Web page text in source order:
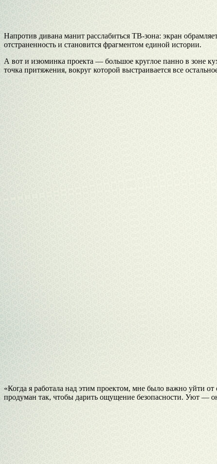
Напротив дивана манит расслабиться ТВ-зона: экран
отстраненность и становится фрагментом единой истории.
А вот и изюминка проекта — большое круглое панно в зоне
точка притяжения, вокруг которой выстраивается все
«Когда я работала над этим проектом, мне было важно уйти
продуман так, чтобы дарить ощущение безопасности. Уют —